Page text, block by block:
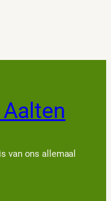
van ons allemaal